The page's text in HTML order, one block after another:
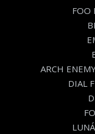
FOO
ARCH
DIAL